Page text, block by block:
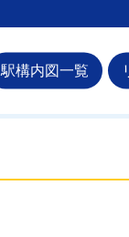
駅構内図一覧